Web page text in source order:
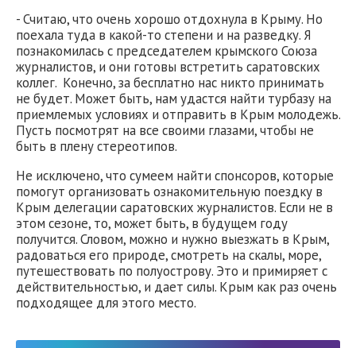
- Считаю, что очень хорошо отдохнула в Крыму. Но
поехала туда в какой-то степени и на разведку. Я
познакомилась с председателем крымского Союза
журналистов, и они готовы встретить саратовских
коллег. Конечно, за бесплатно нас никто принимать
не будет. Может быть, нам удастся найти турбазу на
приемлемых условиях и отправить в Крым молодежь.
Пусть посмотрят на все своими глазами, чтобы не
быть в плену стереотипов.
Не исключено, что сумеем найти спонсоров, которые
помогут организовать ознакомительную поездку в
Крым делегации саратовских журналистов. Если не в
этом сезоне, то, может быть, в будущем году
получится. Словом, можно и нужно выезжать в Крым,
радоваться его природе, смотреть на скалы, море,
путешествовать по полуострову. Это и примиряет с
действительностью, и дает силы. Крым как раз очень
подходящее для этого место.